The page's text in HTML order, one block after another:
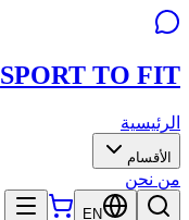
SPORT TO FIT
الرئيسية
الأقسام
من نحن
EN